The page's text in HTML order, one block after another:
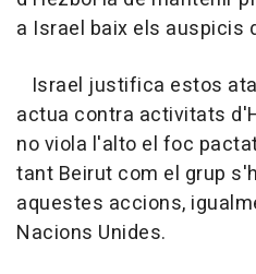
a Israel baix els auspicis
Israel justifica estos
actua contra activitats
no viola l'alto el foc
tant Beirut com el grup
aquestes accions,
Nacions Unides.